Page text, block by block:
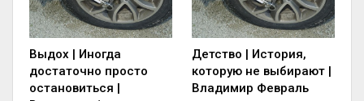
Выдох | Иногда
достаточно просто
остановиться |
Детство | История,
которую не выбирают |
Владимир Февраль